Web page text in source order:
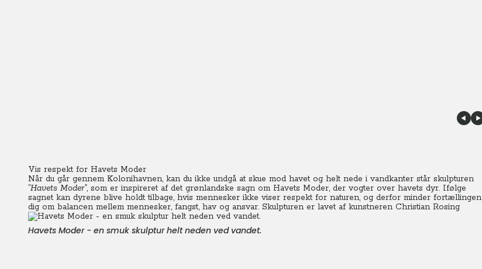
Vis respekt for Havets Moder
Når du går gennem Kolonihavnen, kan du ikke undgå at skue mod havet og helt nede i vandkanter står skulpturen
”Havets Moder”, som er inspireret af det grønlandske sagn om Havets Moder, der vogter over havets dyr. Ifølge
sagnet kan dyrene blive holdt tilbage, hvis mennesker ikke viser respekt for naturen, og derfor minder fortællingen
dig om balancen mellem mennesker, fangst, hav og ansvar. Skulpturen er lavet af kunstneren Christian Rosing
Havets Moder - en smuk skulptur helt neden ved vandet.